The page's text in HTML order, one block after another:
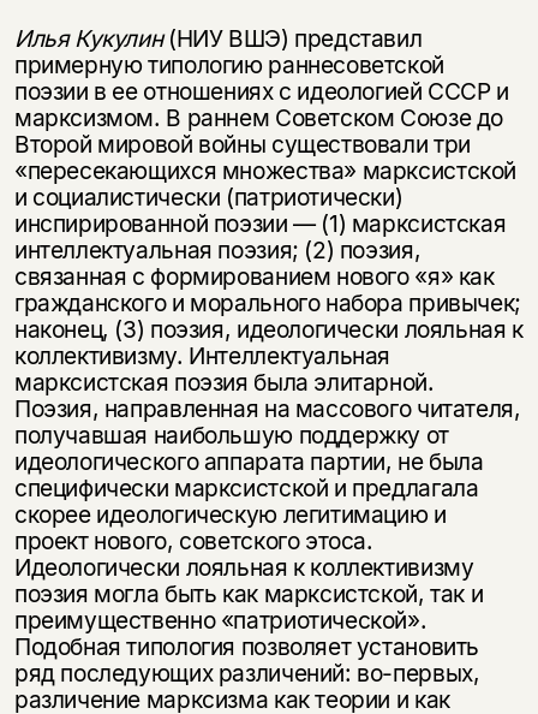
Илья Кукулин(НИУ ВШЭ) представил
примерную типологию раннесоветской
поэзии в ее отношениях с идеологией СССР и
марксизмом. В раннем Советском Союзе до
Второй мировой войны существовали три
«пересекающихся множества» марксистской
и социалистически (патриотически)
инспирированной поэзии — (1) марксистская
интеллектуальная поэзия; (2) поэзия,
связанная с формированием нового «я» как
гражданского и морального набора привычек;
наконец, (3) поэзия, идеологически лояльная к
коллективизму. Интеллектуальная
марксистская поэзия была элитарной.
Поэзия, направленная на массового читателя,
получавшая наибольшую поддержку от
идеологического аппарата партии, не была
специфически марксистской и предлагала
скорее идеологическую легитимацию и
проект нового, советского этоса.
Идеологически лояльная к коллективизму
поэзия могла быть как марксистской, так и
преимущественно «патриотической».
Подобная типология позволяет установить
ряд последующих различений: во-первых,
различение марксизма как теории и как